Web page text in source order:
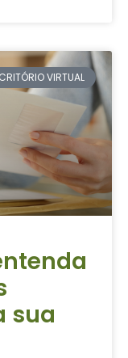
VIRTUAL
sua